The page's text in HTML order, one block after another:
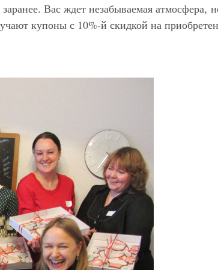
заранее. Вас ждет незабываемая
купоны с 10%-й скидкой на